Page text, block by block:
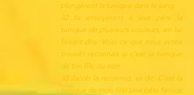
plongèrent la tunique dans le sang.
32 Ils envoyèrent à leur père la
tunique de plusieurs couleurs, en lui
faisant dire: Voici ce que nous avons
trouvé! reconnais si c’est la tunique
de ton fils, ou non.
33 Jacob la reconnut, et dit: C’est la
tunique de mon fils! Une bête féroce